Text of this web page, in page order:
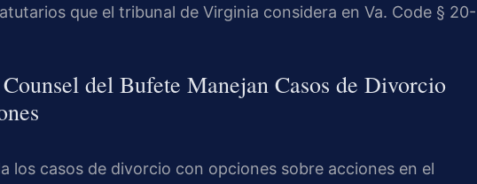
que el tribunal de Virginia considera en Va. Code § 20-
del Bufete Manejan Casos de Divorcio
los casos de divorcio con opciones sobre acciones en el